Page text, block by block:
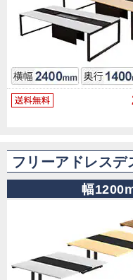
フリーアドレス
幅